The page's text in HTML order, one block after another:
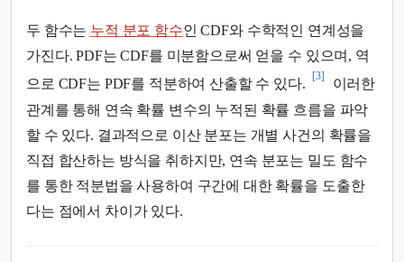
두 함수는 누적 분포 함수인 CDF와 수학적인 연계성을
가진다. PDF는 CDF를 미분함으로써 얻을 수 있으며, 역
으로 CDF는 PDF를 적분하여 산출할 수 있다.
[3]
이러한
관계를 통해 연속 확률 변수의 누적된 확률 흐름을 파악
할 수 있다. 결과적으로 이산 분포는 개별 사건의 확률을
직접 합산하는 방식을 취하지만, 연속 분포는 밀도 함수
를 통한 적분법을 사용하여 구간에 대한 확률을 도출한
다는 점에서 차이가 있다.